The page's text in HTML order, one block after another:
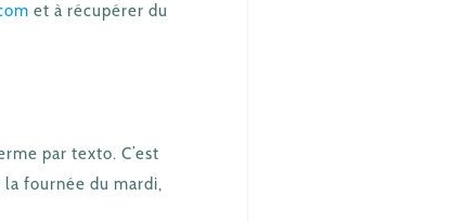
et à récupérer du
par texto. C’est
fournée du mardi,